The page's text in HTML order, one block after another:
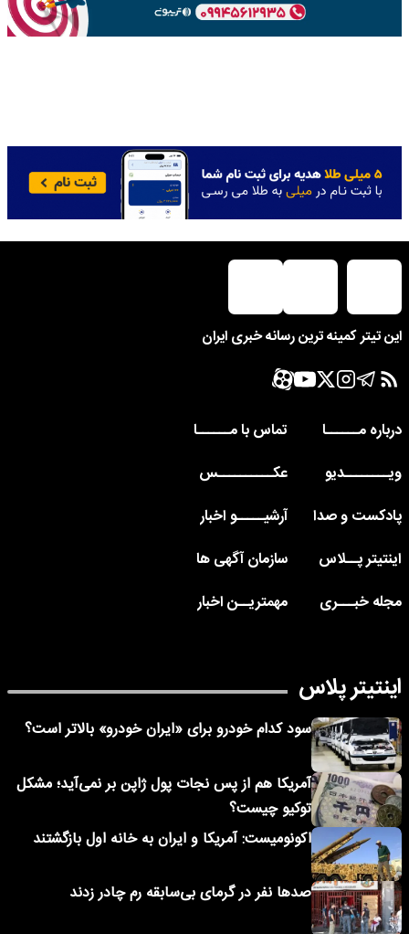
این تیتر کمینه ترین رسانه خبری ایران
درباره مــــــا
تماس با مــــــا
ویــــــــدیو
عکــــــــــس
پادکست و صدا
آرشیـــــو اخبار
اینتیتر پــلاس
سازمان آگهی ها
مجله خبـــری
مهمتریــن اخبار
اینتیتر پلاس
سود کدام خودرو برای «ایران خودرو» بالاتر است؟
آمریکا هم از پس نجات پول ژاپن بر نمی‌آید؛ مشکل
توکیو چیست؟
اکونومیست: آمریکا و ایران به خانه اول بازگشتند
صدها نفر در گرمای بی‌سابقه رم چادر زدند